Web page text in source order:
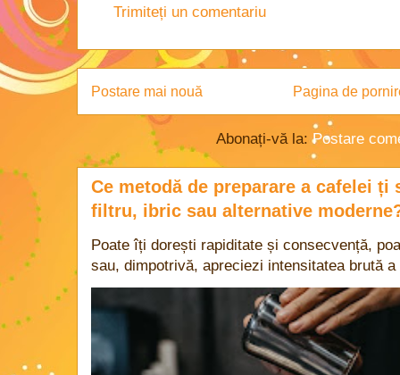
Trimiteți un comentariu
Postare mai nouă Pagina de
Abonați-vă la:Postare
Ce metodă de preparare a cafelei
filtru, ibric sau alternative
Poate îți dorești rapiditate și consecvență,
sau, dimpotrivă, apreciezi intensitatea brută